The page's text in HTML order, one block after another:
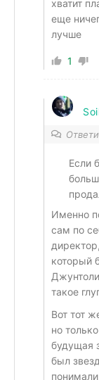
хватит
еще
лучше
1
Если
Именно
сам по
который
такое
Вот тот
но
будущая
был